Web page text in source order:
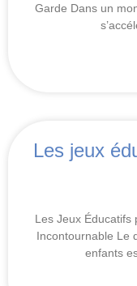
Garde Dans un
Les jeux
Les Jeux Éducatifs
Incontournable Le
enfants